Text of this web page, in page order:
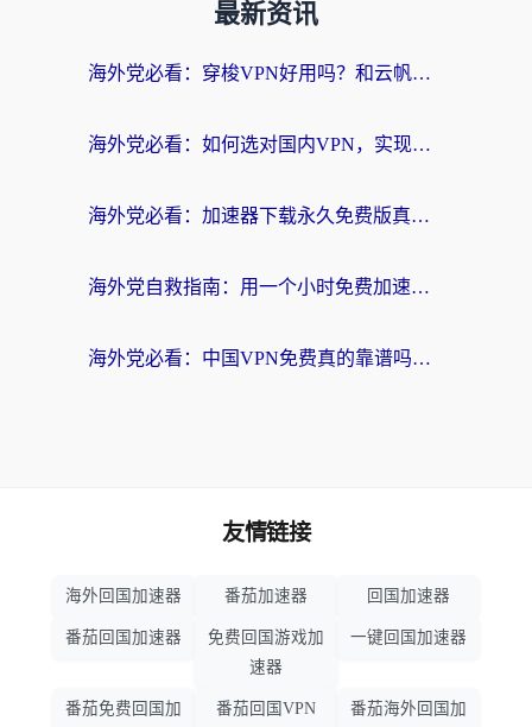
最新资讯
海外党必看：穿梭VPN好用吗？和云帆VPN对比哪个回国效果更好？附真实测评+避坑指南
海外党必看：如何选对国内VPN，实现无缝访问国内资源？
海外党必看：加速器下载永久免费版真的存在吗？教你无缝访问国内资源的正确姿势
海外党自救指南：用一个小时免费加速器，轻松打破国内资源访问壁垒？
海外党必看：中国VPN免费真的靠谱吗？手把手教你选对回国加速器
友情链接
海外回国加速器 番茄加速器 回国加速器
番茄回国加速器
免费回国游戏加
速器
一键回国加速器
番茄免费回国加 番茄回国VPN 番茄海外回国加